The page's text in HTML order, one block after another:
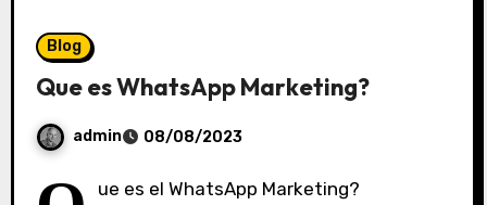
Blog
Que es WhatsApp Marketing?
admin 08/08/2023
ue es el WhatsApp Marketing?